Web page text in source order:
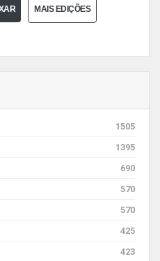
MAIS EDIÇÕES
1505
1395
690
570
570
425
423